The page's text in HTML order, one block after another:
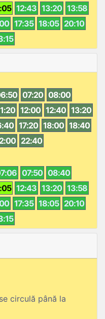
12:43 13:20 13:58
17:35 18:05 20:10
07:20 08:00
12:00 12:40 13:20
17:20 18:00 18:40
22:40
07:50 08:40
12:43 13:20 13:58
17:35 18:05 20:10
se circulă până la